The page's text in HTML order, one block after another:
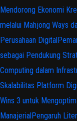
Mendorong Ekonomi
melalui Mahjong Ways
Perusahaan Digital
sebagai Pendukung
Computing dalam
Skalabilitas Platform
Wins 3 untuk
ManajerialPengaruh